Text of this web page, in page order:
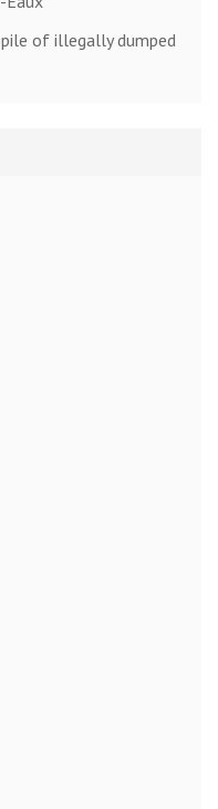
of illegally dumped